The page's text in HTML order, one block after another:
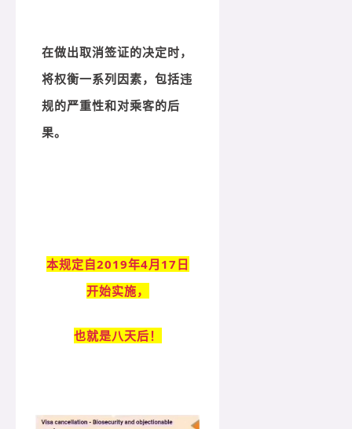
在做出取消签证的决定时，
将权衡一系列因素，包括违
规的严重性和对乘客的后
果。
本规定自2019年4月17日
开始实施，
也就是八天后！